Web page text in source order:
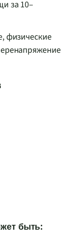
за 10–
физические
быть: